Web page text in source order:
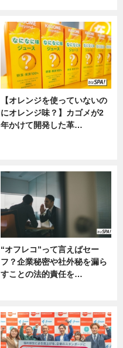
【オレンジを使っていないの
にオレンジ味？】カゴメが2
年かけて開発した革…
“オフレコ”って言えばセー
フ？企業秘密や社外秘を漏ら
すことの法的責任を…